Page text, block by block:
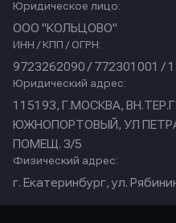
Юридическое лицо:
ООО "КОЛЬЦОВО"
ИНН / КПП / ОГРН:
9723262090 / 772301001 /
Юридический адрес:
115193, Г.МОСКВА,
ЮЖНОПОРТОВЫЙ, УЛ
ПОМЕЩ. 3/5
Физический адрес:
г. Екатеринбург, ул.